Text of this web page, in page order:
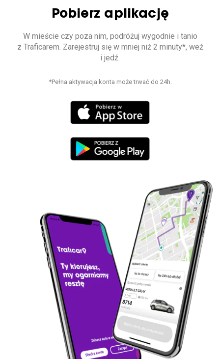
Pobierz aplikację
W mieście czy poza nim, podróżuj wygodnie i tanio
z Traficarem. Zarejestruj się w mniej niż 2 minuty*, weź
i jedź.
*Pełna aktywacja konta może trwać do 24h.